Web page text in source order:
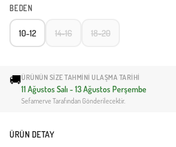
BEDEN
10-12 14-16 18-20
🚚ÜRÜNÜN SIZE TAHMINI ULAŞMA TARIHI
11 Ağustos Salı - 13 Ağustos Perşembe
Sefamerve Tarafından Gönderilecektir.
ÜRÜN DETAY